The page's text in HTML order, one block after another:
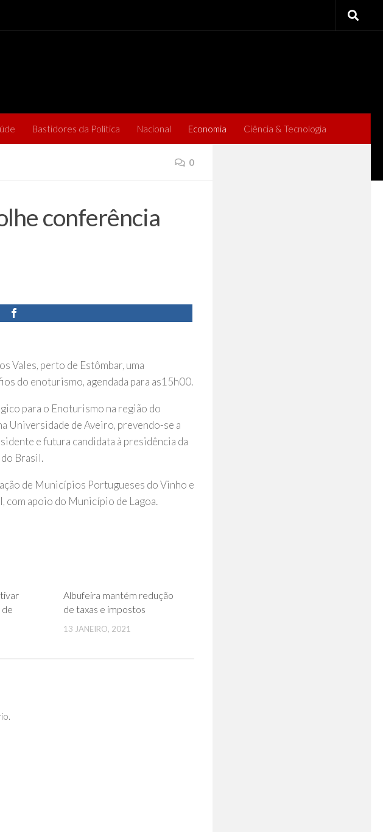
Bastidores da Política Nacional Economia Ciência & Tecnologia
0
conferência
Vales, perto de Estômbar, uma
do enoturismo, agendada para as15h00.
para o Enoturismo na região do
Universidade de Aveiro, prevendo-se a
e futura candidata à presidência da
Brasil.
de Municípios Portugueses do Vinho e
com apoio do Município de Lagoa.
Albufeira mantém redução
de taxas e impostos
13 JANEIRO, 2021